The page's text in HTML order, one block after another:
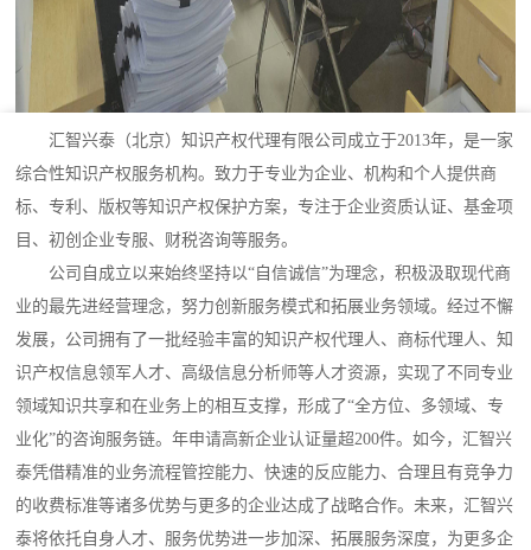
汇智兴泰（北京）知识产权代理有限公司成立于2013年，是一家
综合性知识产权服务机构。致力于专业为企业、机构和个人提供商
标、专利、版权等知识产权保护方案，专注于企业资质认证、基金项
目、初创企业专服、财税咨询等服务。
公司自成立以来始终坚持以“自信诚信”为理念，积极汲取现代商
业的最先进经营理念，努力创新服务模式和拓展业务领域。经过不懈
发展，公司拥有了一批经验丰富的知识产权代理人、商标代理人、知
识产权信息领军人才、高级信息分析师等人才资源，实现了不同专业
领域知识共享和在业务上的相互支撑，形成了“全方位、多领域、专
业化”的咨询服务链。年申请高新企业认证量超200件。如今，汇智兴
泰凭借精准的业务流程管控能力、快速的反应能力、合理且有竞争力
的收费标准等诸多优势与更多的企业达成了战略合作。未来，汇智兴
泰将依托自身人才、服务优势进一步加深、拓展服务深度，为更多企